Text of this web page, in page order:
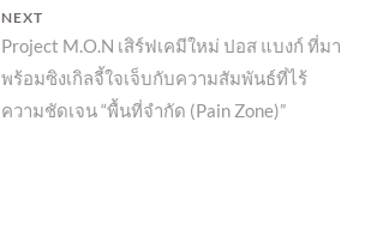
NEXT
Project M.O.N เสิร์ฟเคมีใหม่ ปอส แบงก์ ที่มา
พร้อมซิงเกิลจี้ใจเจ็บกับความสัมพันธ์ที่ไร้
ความชัดเจน “พื้นที่จำกัด (Pain Zone)”